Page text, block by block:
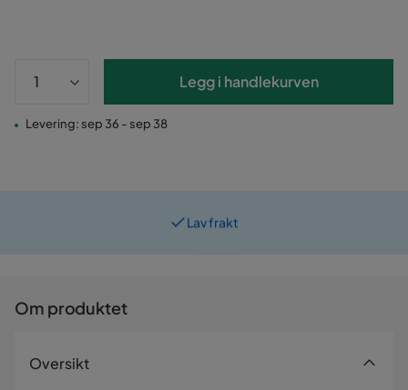
Legg i handlekurven
Levering: sep 36 - sep 38
Prismatch
Om produktet
Oversikt